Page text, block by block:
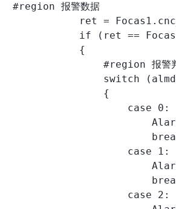
#region 报警数据
ret =
if (ret ==
            {
#region 报警
switch
                {
                    case 0:
                    case 1:
                    case 2: